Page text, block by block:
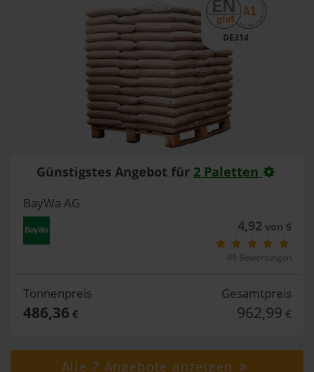
DE314
Günstigstes Angebot für 2 Paletten
BayWa AG
4,92von 5
49 Bewertungen
Tonnenpreis
486,36 €
Gesamtpreis
962,99 €
Alle 7 Angebote anzeigen